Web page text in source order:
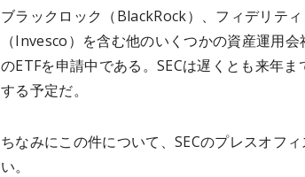
ブラックロック（BlackRock）、フィデリテ
（Invesco）を含む他のいくつかの資産運用
のETFを申請中である。SECは遅くとも来年
する予定だ。
ちなみにこの件について、SECのプレスオフ
い。